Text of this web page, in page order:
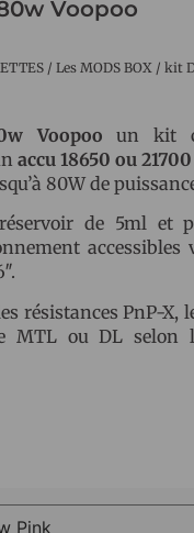
Voopoo
/ Les MODS BOX / kit
Voopoo un kit
accu 18650 ou 21700
80W de
de 5ml et
accessibles
résistances PnP-X,
MTL ou DL selon